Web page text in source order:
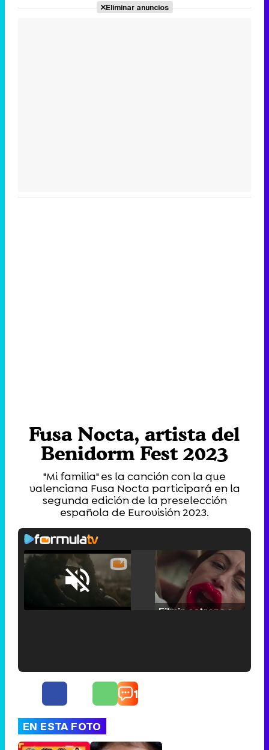
Eliminar anuncios
Fusa Nocta, artista del
Benidorm Fest 2023
"Mi familia" es la canción con la que
valenciana Fusa Nocta participará en la
segunda edición de la preselección
española de Eurovisión 2023.
Unmute /
Loaded :
1
EN ESTA FOTO